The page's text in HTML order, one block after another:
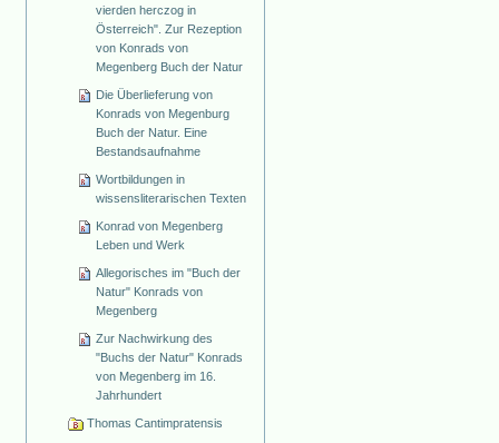
vierden herczog in
Österreich". Zur Rezeption
von Konrads von
Megenberg Buch der Natur
Die Überlieferung von
Konrads von Megenburg
Buch der Natur. Eine
Bestandsaufnahme
Wortbildungen in
wissensliterarischen Texten
Konrad von Megenberg
Leben und Werk
Allegorisches im "Buch der
Natur" Konrads von
Megenberg
Zur Nachwirkung des
"Buchs der Natur" Konrads
von Megenberg im 16.
Jahrhundert
Thomas Cantimpratensis